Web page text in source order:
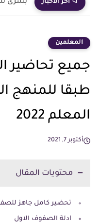
📁 آخر الأخبار
المعلمين
جميع تحاضير
طبقا للمنهج
المعلم 2022
أكتوبر 7, 2021
محتويات المقال
تحضير كامل جاهز للصفوف
ادلة الصفوف الاول